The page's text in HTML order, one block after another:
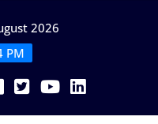
2026
PM